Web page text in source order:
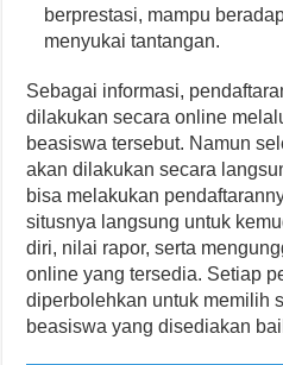
berprestasi, mampu
menyukai tantangan.
Sebagai informasi,
dilakukan secara online
beasiswa tersebut. Namun
akan dilakukan secara
bisa melakukan
situsnya langsung untuk
diri, nilai rapor, serta
online yang tersedia. Setiap
diperbolehkan untuk memilih
beasiswa yang disediakan